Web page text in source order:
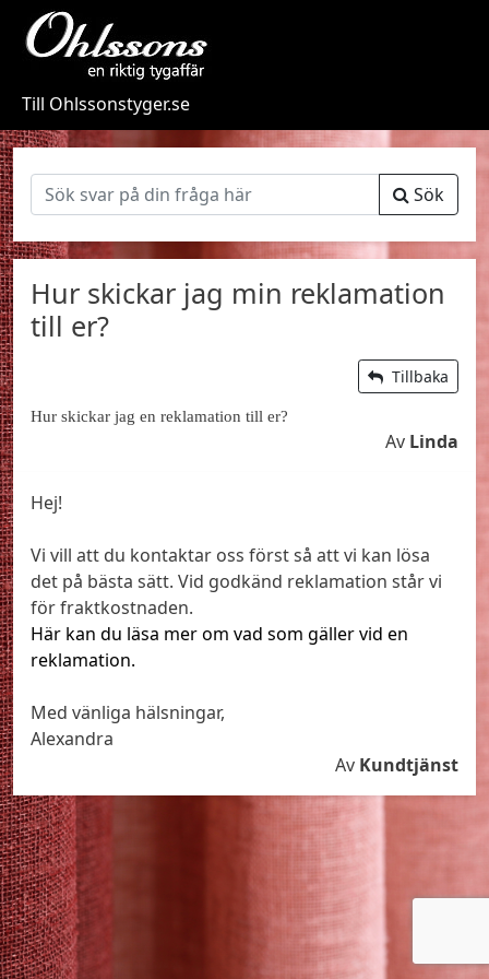
Till Ohlssonstyger.se
Sök
Hur skickar jag min reklamation
till er?
Tillbaka
Hur skickar jag en reklamation till er?
Av Linda
Hej!
Vi vill att du kontaktar oss först så att vi kan lösa
det på bästa sätt. Vid godkänd reklamation står vi
för fraktkostnaden.
Här kan du läsa mer om vad som gäller vid en
reklamation.
Med vänliga hälsningar,
Alexandra
Av Kundtjänst